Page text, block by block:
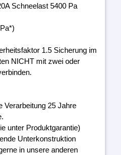
Schneelast 5400 Pa
1.5 Sicherung im
NICHT mit zwei oder
Verarbeitung 25 Jahre
unter Produktgarantie)
Unterkonstruktion
in unsere anderen